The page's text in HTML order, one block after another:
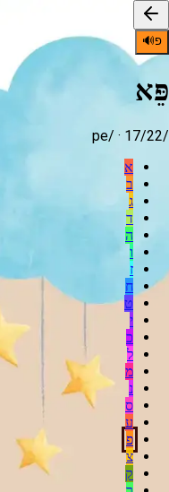
פ🔊
פֵּא
/
pe/ · 17/22
א
ב
ג
ד
ה
ו
ז
ח
ט
י
כ
ל
מ
נ
ס
ע
פ
צ
ק